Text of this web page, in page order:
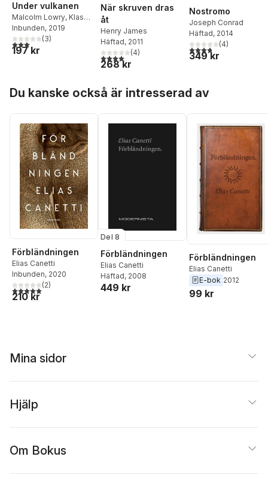
Under vulkanen
Malcolm Lowry, Klas
Östergren
Inbunden, 2019
3,0utav 5 stjärnor. Totalt antal röster:
(3)
197 kr
När skruven dras
åt
Henry James
Häftad, 2011
4,0utav 5 stjärnor. Totalt antal röster:
(4)
268 kr
Nostromo
Joseph Conrad
Häftad, 2014
3,8utav 5 stjärnor.
(4)
349 kr
Du kanske också är intresserad av
Förbländningen
Elias Canetti
Inbunden, 2020
5,0utav 5 stjärnor. Totalt antal röster:
(2)
210 kr
Del 8
Förbländningen
Elias Canetti
Häftad, 2008
449 kr
Förbländningen
Elias Canetti
E-bok 2012
99 kr
Mina sidor
Hjälp
Om Bokus